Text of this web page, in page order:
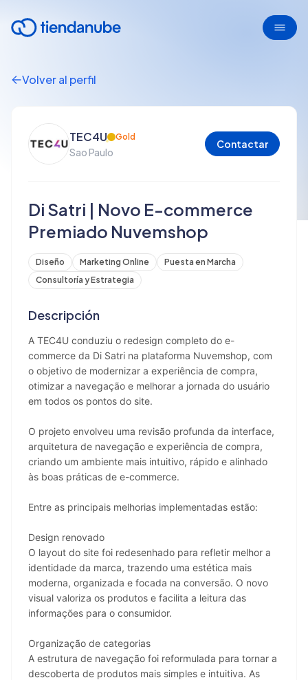
Volver al perfil
TEC4U Gold
Sao Paulo
Contactar
Di Satri | Novo E-commerce
Premiado Nuvemshop
Diseño Marketing Online
Puesta en Marcha
Consultoría y Estrategia
Descripción
A TEC4U conduziu o redesign completo do e-
commerce da Di Satri na plataforma Nuvemshop, com
o objetivo de modernizar a experiência de compra,
otimizar a navegação e melhorar a jornada do usuário
em todos os pontos do site.
O projeto envolveu uma revisão profunda da interface,
arquitetura de navegação e experiência de compra,
criando um ambiente mais intuitivo, rápido e alinhado
às boas práticas de e-commerce.
Entre as principais melhorias implementadas estão:
Design renovado
O layout do site foi redesenhado para refletir melhor a
identidade da marca, trazendo uma estética mais
moderna, organizada e focada na conversão. O novo
visual valoriza os produtos e facilita a leitura das
informações para o consumidor.
Organização de categorias
A estrutura de navegação foi reformulada para tornar a
descoberta de produtos mais simples e intuitiva. As